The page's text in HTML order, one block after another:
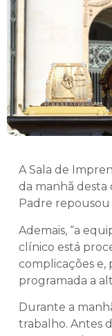
A Sala de
da manhã desta
Padre
Ademais, “a
clínico está
complicações e,
programada a
Durante a
trabalho. Antes